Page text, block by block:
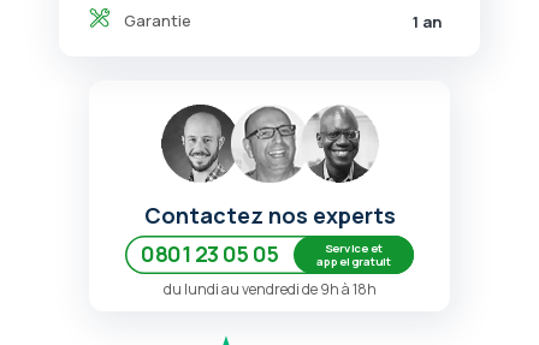
Garantie
1 an
Contactez nos experts
0801 23 05 05
Service et
appel gratuit
du lundi au vendredi de 9h à 18h